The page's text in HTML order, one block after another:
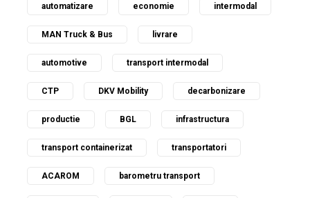
automatizare economie intermodal
MAN Truck & Bus livrare
automotive transport intermodal
CTP DKV Mobility decarbonizare
productie BGL infrastructura
transport containerizat transportatori
ACAROM barometru transport